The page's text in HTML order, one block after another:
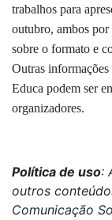
trabalhos para
outubro, ambos
sobre o formato e
Outras
Educa podem ser
organizadores.
Política de uso:
outros
Comunicação